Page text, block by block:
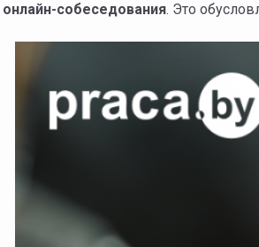
онлайн-собеседования. Это